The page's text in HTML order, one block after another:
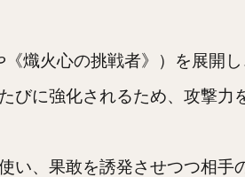
熾火心の挑戦者》）を展開し
に強化されるため、攻撃力
い、果敢を誘発させつつ相手